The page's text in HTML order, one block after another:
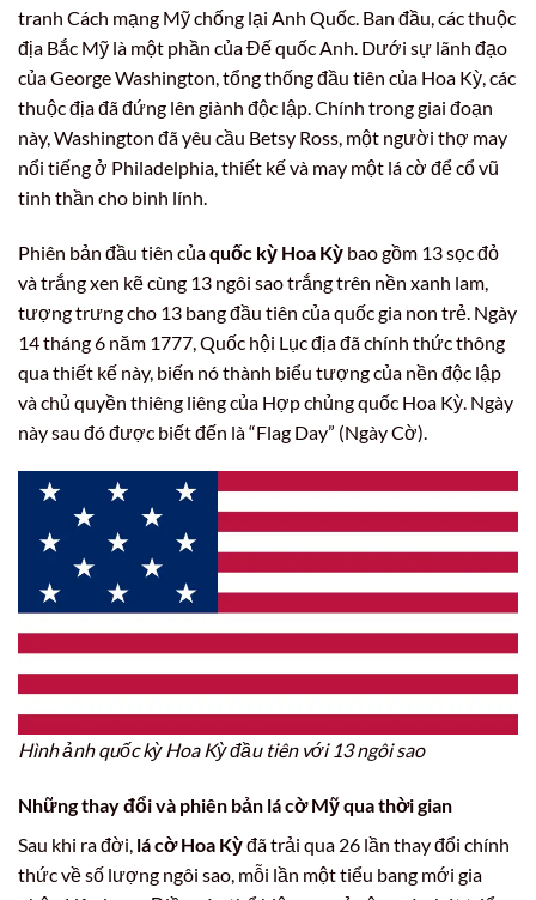
tranh Cách mạng Mỹ chống lại Anh Quốc. Ban đầu, các thuộc
địa Bắc Mỹ là một phần của Đế quốc Anh. Dưới sự lãnh đạo
của George Washington, tổng thống đầu tiên của Hoa Kỳ, các
thuộc địa đã đứng lên giành độc lập. Chính trong giai đoạn
này, Washington đã yêu cầu Betsy Ross, một người thợ may
nổi tiếng ở Philadelphia, thiết kế và may một lá cờ để cổ vũ
tinh thần cho binh lính.
Phiên bản đầu tiên củaquốc kỳ Hoa Kỳ bao gồm 13 sọc đỏ
và trắng xen kẽ cùng 13 ngôi sao trắng trên nền xanh lam,
tượng trưng cho 13 bang đầu tiên của quốc gia non trẻ. Ngày
14 tháng 6 năm 1777, Quốc hội Lục địa đã chính thức thông
qua thiết kế này, biến nó thành biểu tượng của nền độc lập
và chủ quyền thiêng liêng của Hợp chủng quốc Hoa Kỳ. Ngày
này sau đó được biết đến là “Flag Day” (Ngày Cờ).
Hình ảnh quốc kỳ Hoa Kỳ đầu tiên với 13 ngôi sao
Những thay đổi và phiên bản lá cờ Mỹqua thời gian
Sau khi ra đời, lá cờ Hoa Kỳđã trải qua 26 lần thay đổi chính
thức về số lượng ngôi sao, mỗi lần một tiểu bang mới gia